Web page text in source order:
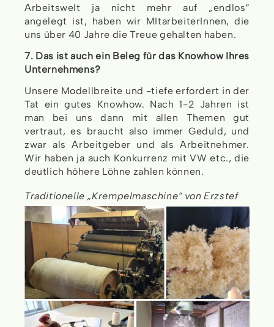
Arbeitswelt ja nicht mehr auf „endlos“
angelegt ist, haben wir MItarbeiterInnen, die
uns über 40 Jahre die Treue gehalten haben.
7. Das ist auch ein Beleg für das Knowhow Ihres
Unternehmens?
Unsere Modellbreite und -tiefe erfordert in der
Tat ein gutes Knowhow. Nach 1-2 Jahren ist
man bei uns dann mit allen Themen gut
vertraut, es braucht also immer Geduld, und
zwar als Arbeitgeber und als Arbeitnehmer.
Wir haben ja auch Konkurrenz mit VW etc., die
deutlich höhere Löhne zahlen können.
Traditionelle „Krempelmaschine“ von Erzstef